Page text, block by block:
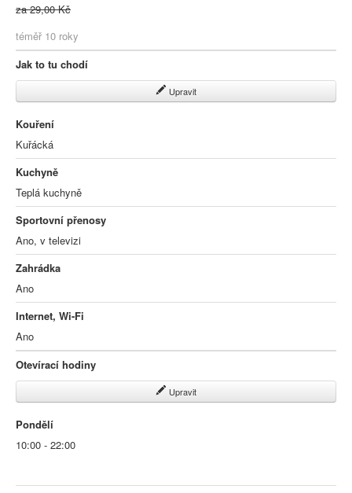
za 29,00 Kč
téměř 10 roky
Jak to tu chodí
Upravit
Kouření
Kuřácká
Kuchyně
Teplá kuchyně
Sportovní přenosy
Ano, v televizi
Zahrádka
Ano
Internet, Wi-Fi
Ano
Otevírací hodiny
Upravit
Pondělí
10:00 - 22:00